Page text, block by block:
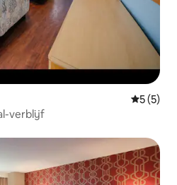
5 (5)
verblijf